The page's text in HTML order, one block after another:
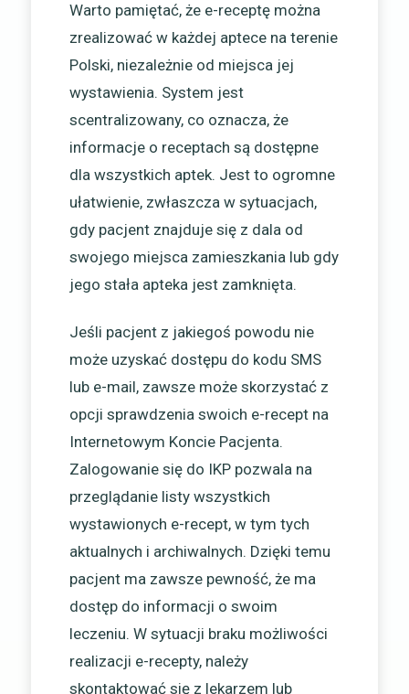
Warto pamiętać, że e-receptę można
zrealizować w każdej aptece na terenie
Polski, niezależnie od miejsca jej
wystawienia. System jest
scentralizowany, co oznacza, że
informacje o receptach są dostępne
dla wszystkich aptek. Jest to ogromne
ułatwienie, zwłaszcza w sytuacjach,
gdy pacjent znajduje się z dala od
swojego miejsca zamieszkania lub gdy
jego stała apteka jest zamknięta.
Jeśli pacjent z jakiegoś powodu nie
może uzyskać dostępu do kodu SMS
lub e-mail, zawsze może skorzystać z
opcji sprawdzenia swoich e-recept na
Internetowym Koncie Pacjenta.
Zalogowanie się do IKP pozwala na
przeglądanie listy wszystkich
wystawionych e-recept, w tym tych
aktualnych i archiwalnych. Dzięki temu
pacjent ma zawsze pewność, że ma
dostęp do informacji o swoim
leczeniu. W sytuacji braku możliwości
realizacji e-recepty, należy
skontaktować się z lekarzem lub